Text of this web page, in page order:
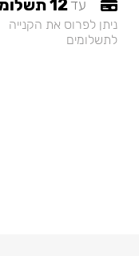
עד12 תשלומים
ניתן לפרוס את הקנייה
לתשלומים